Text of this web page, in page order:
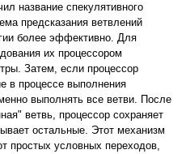
название спекулятивного
предсказания ветвлений
более эффективно. Для
их процессором
Затем, если процессор
в процессе выполнения
выполнять все ветви. После
ветвь, процессор сохраняет
остальные. Этот механизм
простых условных переходов,